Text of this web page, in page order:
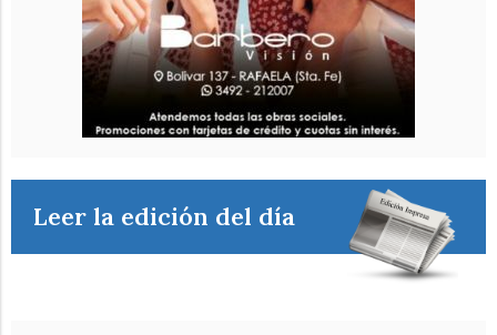
Leer la edición del día